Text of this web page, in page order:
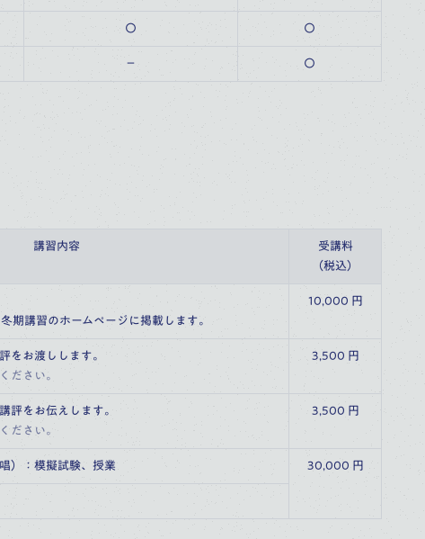
〇 〇
－ 〇
講習内容
受講料
（税込）
期講習のホームページに掲載します。
10,000 円
をお渡しします。
ださい。
3,500 円
評をお伝えします。
ださい。
3,500 円
）：模擬試験、授業 30,000 円